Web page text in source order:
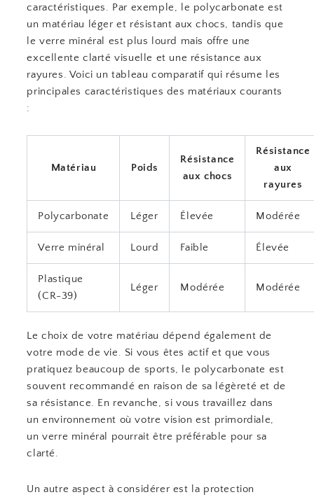
caractéristiques. Par exemple, le polycarbonate est
un matériau léger et résistant aux chocs, tandis que
le verre minéral est plus lourd mais offre une
excellente clarté visuelle et une résistance aux
rayures. Voici un tableau comparatif qui résume les
principales caractéristiques des matériaux courants
:
Matériau Poids
Résistance
aux chocs
Résistance
aux
rayures
Polycarbonate Léger Élevée Modérée
Verre minéral Lourd Faible Élevée
Plastique
(CR-39)
Léger Modérée Modérée
Le choix de votre matériau dépend également de
votre mode de vie. Si vous êtes actif et que vous
pratiquez beaucoup de sports, le polycarbonate est
souvent recommandé en raison de sa légèreté et de
sa résistance. En revanche, si vous travaillez dans
un environnement où votre vision est primordiale,
un verre minéral pourrait être préférable pour sa
clarté.
Un autre aspect à considérer est la protection